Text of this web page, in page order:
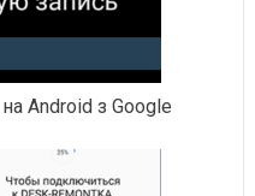
Android з Google